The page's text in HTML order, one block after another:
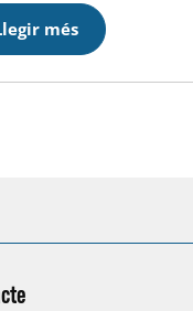
en la 4a jornada
al Club Natació
Barceloneta. Última
abans
més